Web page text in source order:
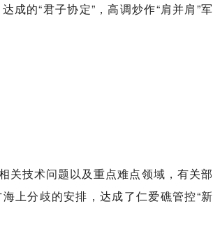
成的“君子协定”，高调炒作“肩并肩”军
关技术问题以及重点难点领域，有关部
上分歧的安排，达成了仁爱礁管控“新